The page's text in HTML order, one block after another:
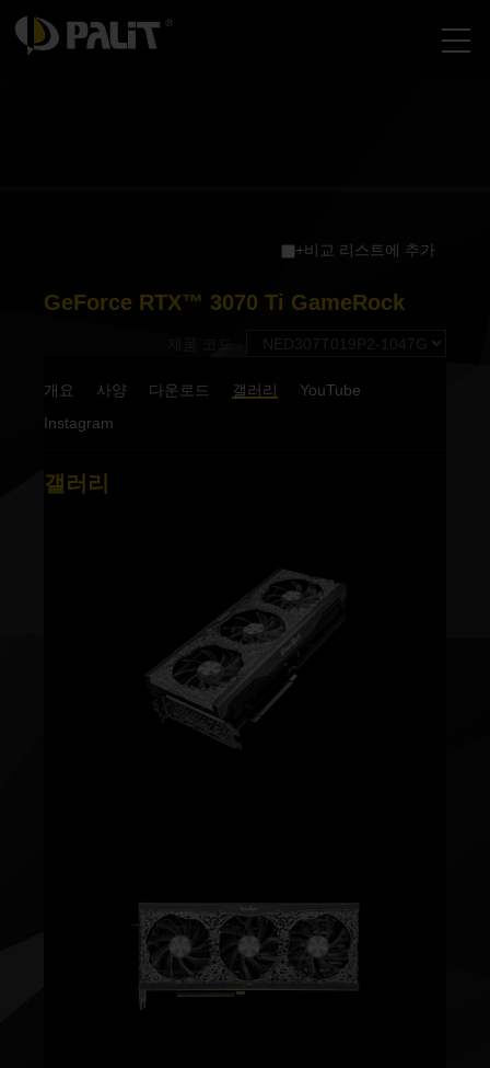
+비교 리스트에 추가
GeForce RTX™ 3070 Ti GameRock
개요 사양 다운로드 갤러리
YouTube
Instagram
갤러리